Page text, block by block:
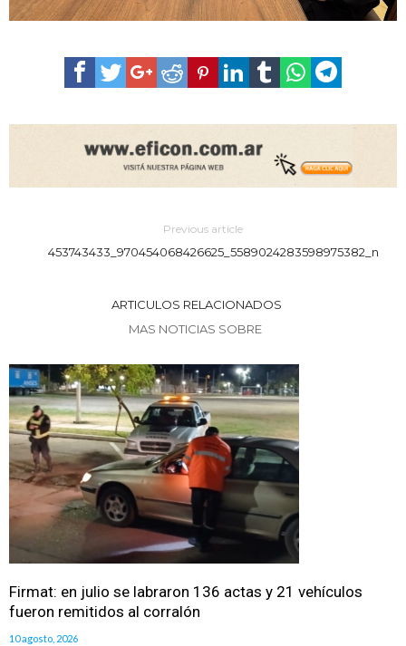
Previous article
453743433_970454068426625_5589024283598975382_n
ARTICULOS RELACIONADOS
MAS NOTICIAS SOBRE
Firmat: en julio se labraron 136 actas y 21 vehículos
fueron remitidos al corralón
10 agosto, 2026